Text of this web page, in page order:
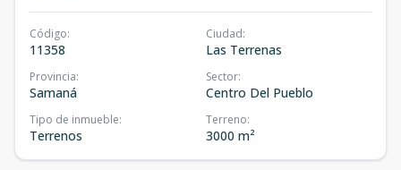
Código:
11358
Ciudad:
Las Terrenas
Provincia:
Samaná
Sector:
Centro Del Pueblo
Tipo de inmueble:
Terrenos
Terreno:
3000 m²